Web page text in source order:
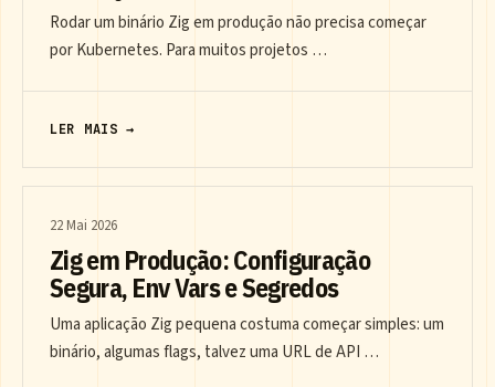
Rodar um binário Zig em produção não precisa começar
por Kubernetes. Para muitos projetos …
LER MAIS →
22 Mai 2026
Zig em Produção: Configuração
Segura, Env Vars e Segredos
Uma aplicação Zig pequena costuma começar simples: um
binário, algumas flags, talvez uma URL de API …